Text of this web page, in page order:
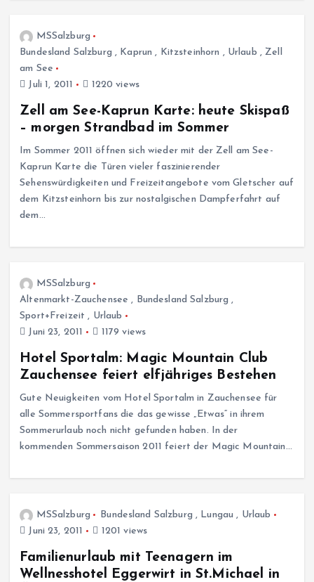
MSSalzburg
Bundesland Salzburg , Kaprun , Kitzsteinhorn , Urlaub ,Zell
am See
Juli 1, 2011
1220 views
Zell am See-Kaprun Karte: heute Skispaß
– morgen Strandbad im Sommer
Im Sommer 2011 öffnen sich wieder mit der Zell am See-
Kaprun Karte die Türen vieler faszinierender
Sehenswürdigkeiten und Freizeitangebote vom Gletscher auf
dem Kitzsteinhorn bis zur nostalgischen Dampferfahrt auf
dem…
MSSalzburg
Altenmarkt-Zauchensee , Bundesland Salzburg ,
Sport+Freizeit , Urlaub
Juni 23, 2011
1179 views
Hotel Sportalm: Magic Mountain Club
Zauchensee feiert elfjähriges Bestehen
Gute Neuigkeiten vom Hotel Sportalm in Zauchensee für
alle Sommersportfans die das gewisse „Etwas“ in ihrem
Sommerurlaub noch nicht gefunden haben. In der
kommenden Sommersaison 2011 feiert der Magic Mountain…
MSSalzburg Bundesland Salzburg , Lungau , Urlaub
Juni 23, 2011
1201 views
Familienurlaub mit Teenagern im
Wellnesshotel Eggerwirt in St.Michael in